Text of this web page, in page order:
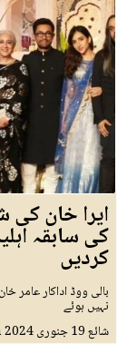
ایرا خان کی
کی سابقہ
کردیں
بالی ووڈ اداکار
نہیں ہوئے
شائع19 جنوری 2024